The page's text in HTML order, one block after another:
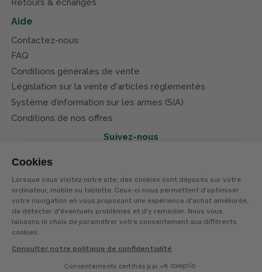
Cookies
Lorsque vous visitez notre site, des cookies sont déposés sur votre
ordinateur, mobile ou tablette. Ceux-ci nous permettent d'optimiser
votre navigation en vous proposant une expérience d'achat améliorée,
de détecter d'éventuels problèmes et d'y remédier. Nous vous
laissons le choix de paramétrer votre consentement aux différents
cookies.
Consulter notre politique de confidentialité
Consentements certifiés par
Retours & échanges
Aide
Contactez-nous
FAQ
Conditions générales de vente
Législation sur la vente d'articles réglementés
Système d’information sur les armes (SIA)
Conditions de nos offres
Suivez-nous
© Terres et eaux 2026
Politique de confidentialité
Mentions légales
CGV